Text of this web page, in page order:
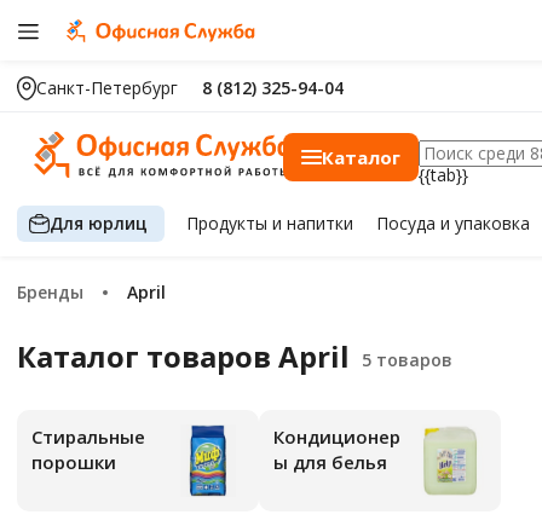
Санкт-Петербург 8 (812) 325-94-04
Каталог
{{tab}}
Для юрлиц Продуктыи напитки Посуда и упаковка
Бренды April
Каталог товаров April
Стиральные
порошки
Кондиционер
ы для белья